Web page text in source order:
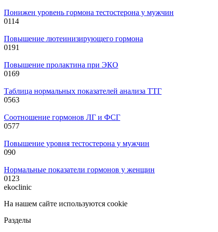
Понижен уровень гормона тестостерона у мужчин
0114
Повышение лютеинизирующего гормона
0191
Повышение пролактина при ЭКО
0169
Таблица нормальных показателей анализа ТТГ
0563
Соотношение гормонов ЛГ и ФСГ
0577
Повышение уровня тестостерона у мужчин
090
Нормальные показатели гормонов у женщин
0123
ekoclinic
На нашем сайте используются cookie
Разделы